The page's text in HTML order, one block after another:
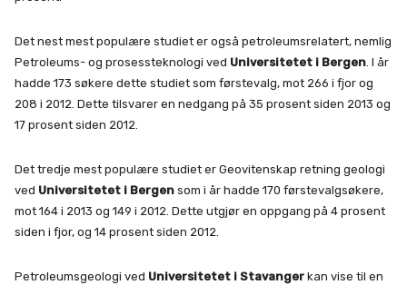
Det nest mest populære studiet er også petroleumsrelatert, nemlig
Petroleums- og prosessteknologi ved Universitetet i Bergen. I år
hadde 173 søkere dette studiet som førstevalg, mot 266 i fjor og
208 i 2012. Dette tilsvarer en nedgang på 35 prosent siden 2013 og
17 prosent siden 2012.
Det tredje mest populære studiet er Geovitenskap retning geologi
ved Universitetet i Bergen som i år hadde 170 førstevalgsøkere,
mot 164 i 2013 og 149 i 2012. Dette utgjør en oppgang på 4 prosent
siden i fjor, og 14 prosent siden 2012.
Petroleumsgeologi ved Universitetet i Stavanger kan vise til en